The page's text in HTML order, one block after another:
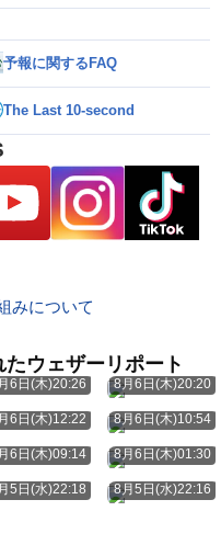
予報に関するFAQ
The Last 10-second
みについて
ウェザーリポート
6日(木)20:26 8月6日(木)20:20
6日(木)12:22 8月6日(木)10:54
6日(木)09:14 8月6日(木)01:30
5日(水)22:18 8月5日(水)22:16